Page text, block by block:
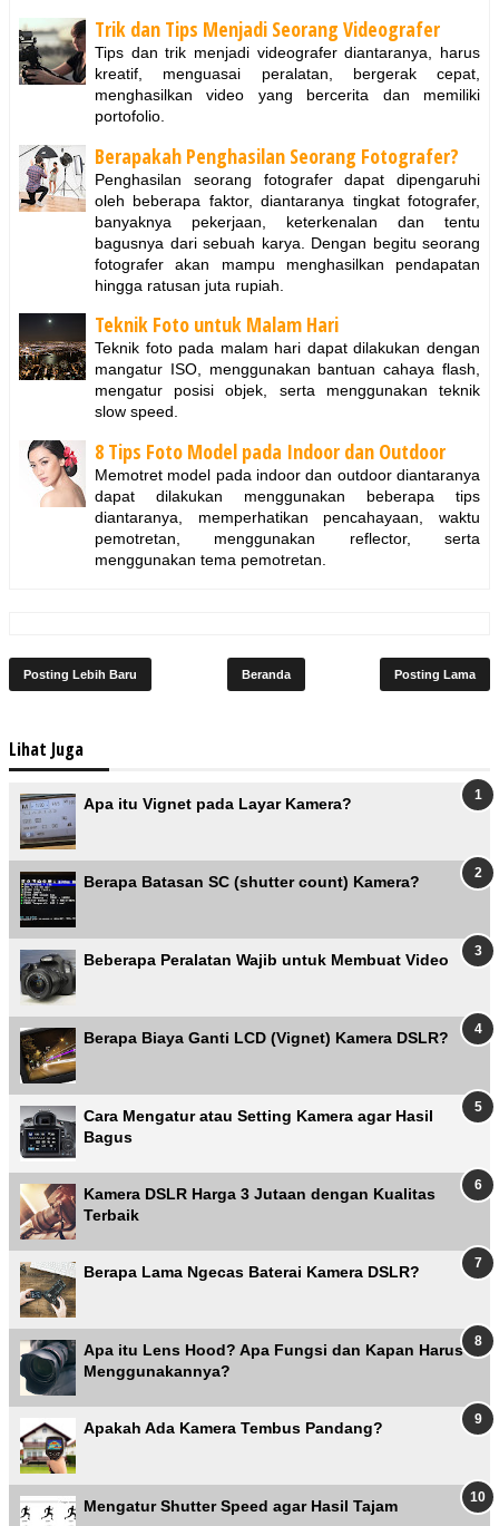
Trik dan Tips Menjadi Seorang Videografer
Tips dan trik menjadi videografer diantaranya, harus
kreatif, menguasai peralatan, bergerak cepat,
menghasilkan video yang bercerita dan memiliki
portofolio.
Berapakah Penghasilan Seorang Fotografer?
Penghasilan seorang fotografer dapat dipengaruhi
oleh beberapa faktor, diantaranya tingkat fotografer,
banyaknya pekerjaan, keterkenalan dan tentu
bagusnya dari sebuah karya. Dengan begitu seorang
fotografer akan mampu menghasilkan pendapatan
hingga ratusan juta rupiah.
Teknik Foto untuk Malam Hari
Teknik foto pada malam hari dapat dilakukan dengan
mangatur ISO, menggunakan bantuan cahaya flash,
mengatur posisi objek, serta menggunakan teknik
slow speed.
8 Tips Foto Model pada Indoor dan Outdoor
Memotret model pada indoor dan outdoor diantaranya
dapat dilakukan menggunakan beberapa tips
diantaranya, memperhatikan pencahayaan, waktu
pemotretan, menggunakan reflector, serta
menggunakan tema pemotretan.
Posting Lebih Baru Posting Lama
Beranda
Lihat Juga
Apa itu Vignet pada Layar Kamera?
Berapa Batasan SC (shutter count) Kamera?
Beberapa Peralatan Wajib untuk Membuat Video
Berapa Biaya Ganti LCD (Vignet) Kamera DSLR?
Cara Mengatur atau Setting Kamera agar Hasil
Bagus
Kamera DSLR Harga 3 Jutaan dengan Kualitas
Terbaik
Berapa Lama Ngecas Baterai Kamera DSLR?
Apa itu Lens Hood? Apa Fungsi dan Kapan Harus
Menggunakannya?
Apakah Ada Kamera Tembus Pandang?
Mengatur Shutter Speed agar Hasil Tajam